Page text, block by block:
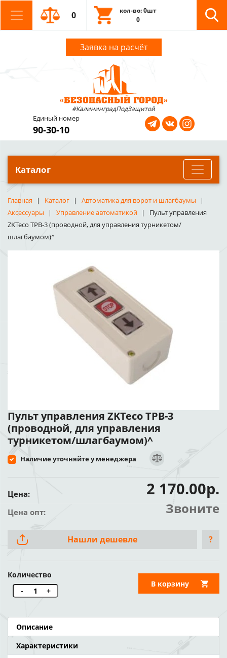
0
кол-во: 0шт
0
Заявка на расчёт
#КалининградПодЗащитой
Единый номер
90-30-10
Каталог
Главная Каталог
Автоматика для ворот и шлагбаумы
Аксессуары
Управление автоматикой
Пульт управления
ZKTeco TPB-3 (проводной, для управления турникетом/
шлагбаумом)^
Пульт управления ZKTeco TPB-3
(проводной, для управления
турникетом/шлагбаумом)^
Наличие уточняйте у менеджера
Цена: 2 170.00р.
Цена опт: Звоните
Нашли дешевле ?
Количество
-
+
В корзину
Описание
Характеристики